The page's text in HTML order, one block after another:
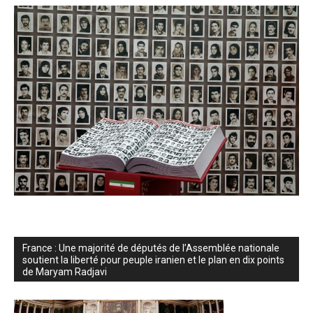
France : Une majorité de députés de l’Assemblée nationale
soutient la liberté pour peuple iranien et le plan en dix points
de Maryam Radjavi